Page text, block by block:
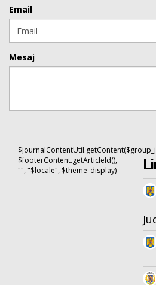
Email
Mesaj
$footerContent.getArticleId(),
"", "$locale", $theme_display)